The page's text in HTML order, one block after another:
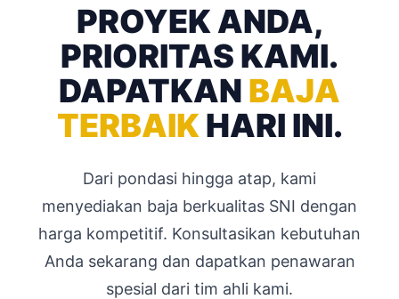
PROYEK ANDA,
PRIORITAS KAMI.
DAPATKAN BAJA
TERBAIK HARI INI.
Dari pondasi hingga atap, kami
menyediakan baja berkualitas SNI dengan
harga kompetitif. Konsultasikan kebutuhan
Anda sekarang dan dapatkan penawaran
spesial dari tim ahli kami.